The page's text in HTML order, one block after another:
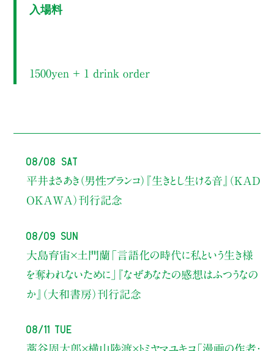
入場料
1500yen ＋ 1 drink order
08/08 Sat
平井まさあき（男性ブランコ） 『生きとし生ける音』（KAD
OKAWA）刊行記念
08/09 Sun
大島育宙×土門蘭 「言語化の時代に私という生き様
を奪われないために」
『なぜあなたの感想はふつうなの
か』（大和書房）刊行記念
08/11 Tue
藁谷周太郎×横山陸渡×トミヤマユキコ「漫画の作者・